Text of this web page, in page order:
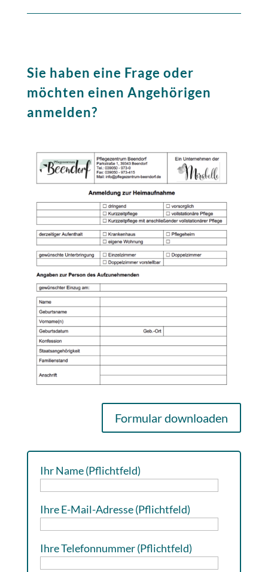
Sie haben eine Frage oder
möchten einen Angehörigen
anmelden?
Formular downloaden
Ihr Name (Pflichtfeld)
Ihre E-Mail-Adresse (Pflichtfeld)
Ihre Telefonnummer (Pflichtfeld)